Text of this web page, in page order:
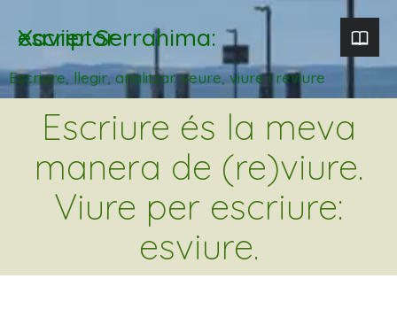
Xavier Serrahima: escriptor
Escriure, llegir, analitzar. veure, viure i reviure
Escriure és la meva
manera de (re)viure.
Viure per escriure:
esviure.